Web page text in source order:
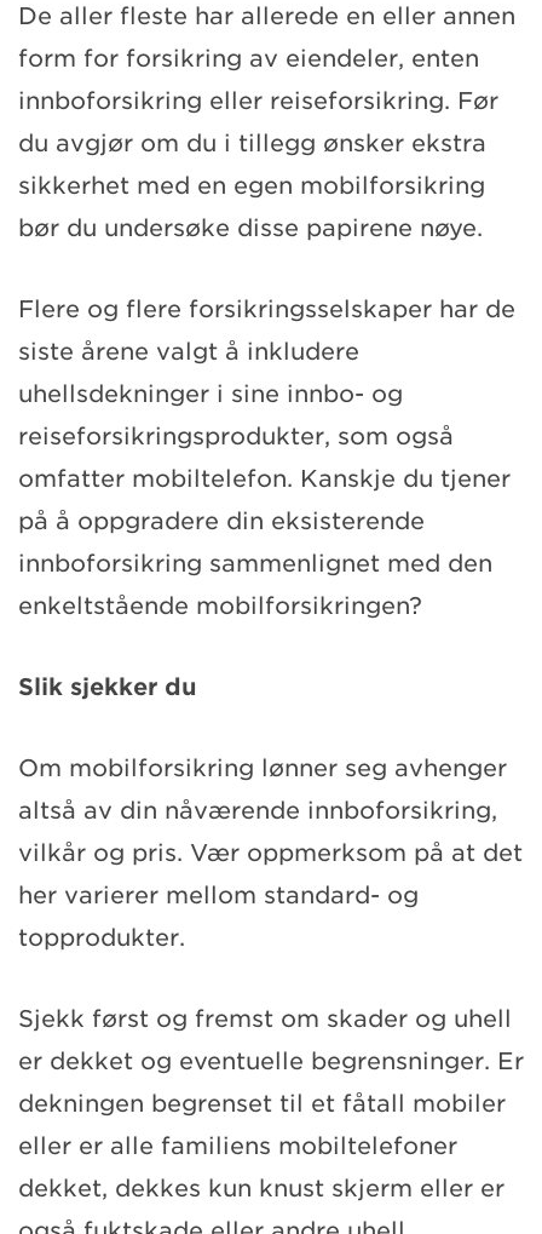
De aller fleste har allerede en eller annen
form for forsikring av eiendeler, enten
innboforsikring eller reiseforsikring. Før
du avgjør om du i tillegg ønsker ekstra
sikkerhet med en egen mobilforsikring
bør du undersøke disse papirene nøye.
Flere og flere forsikringsselskaper har de
siste årene valgt å inkludere
uhellsdekninger i sine innbo- og
reiseforsikringsprodukter, som også
omfatter mobiltelefon. Kanskje du tjener
på å oppgradere din eksisterende
innboforsikring sammenlignet med den
enkeltstående mobilforsikringen?
Slik sjekker du
Om mobilforsikring lønner seg avhenger
altså av din nåværende innboforsikring,
vilkår og pris. Vær oppmerksom på at det
her varierer mellom standard- og
topprodukter.
Sjekk først og fremst om skader og uhell
er dekket og eventuelle begrensninger. Er
dekningen begrenset til et fåtall mobiler
eller er alle familiens mobiltelefoner
dekket, dekkes kun knust skjerm eller er